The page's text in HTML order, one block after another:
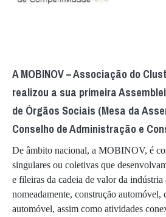
A MOBINOV – Associação do
realizou a sua primeira
de Órgãos Sociais (Mesa da
Conselho de Administração e
De âmbito nacional, a MOBINOV, é
singulares ou coletivas que
e fileiras da cadeia de valor da indústria
nomeadamente, construção automóvel,
automóvel, assim como atividades